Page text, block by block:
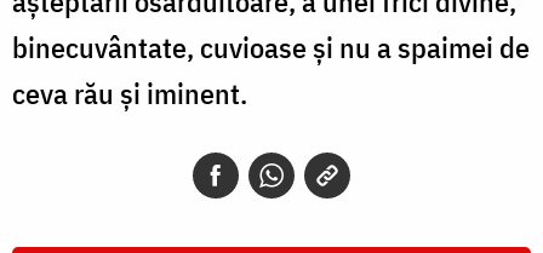
binecuvântate, cuvioase și nu a spaimei de
ceva rău și iminent.